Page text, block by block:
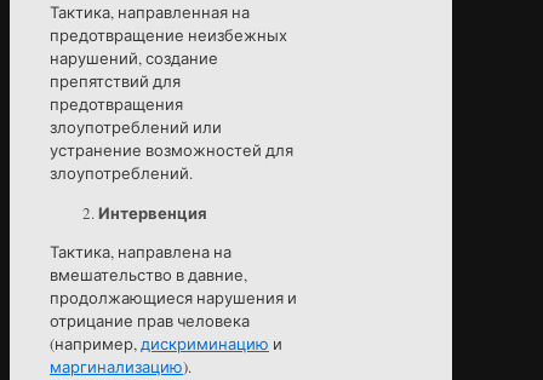
Тактика, направленная на
предотвращение неизбежных
нарушений, создание
препятствий для
предотвращения
злоупотреблений или
устранение возможностей для
злоупотреблений.
Интервенция
Тактика, направлена на
вмешательство в давние,
продолжающиеся нарушения и
отрицание прав человека
(например,дискриминацию и
маргинализацию).